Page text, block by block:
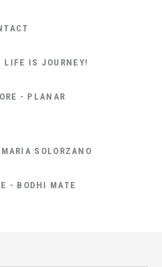
LIFE IS JOURNEY!
- PLANAR
SOLORZANO
- BODHI MATE